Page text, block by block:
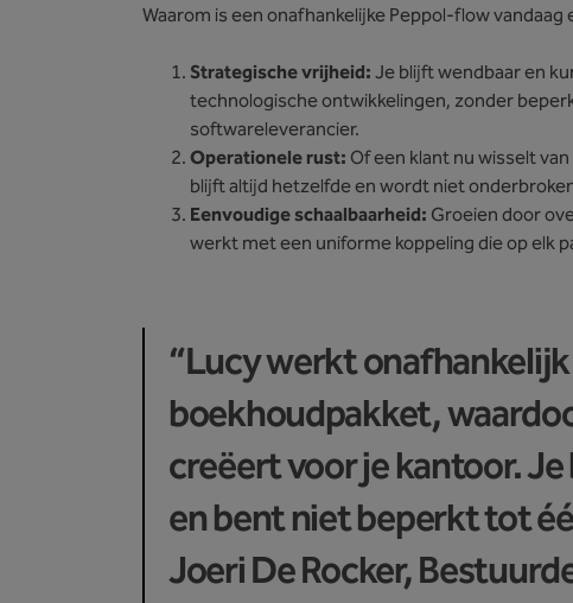
Waarom is een onafhankelijke Peppol-flow vandaag
Strategische vrijheid:Je blijft wendbaar en
technologische ontwikkelingen, zonder
softwareleverancier.
Operationele rust: Of een klant nu wisselt
blijft altijd hetzelfde en wordt niet
Eenvoudige schaalbaarheid: Groeien door
werkt met een uniforme koppeling die op elk
“Lucy werkt
boekhoudpakket,
creëert voor je kantoor.
en bent niet beperkt tot
Joeri De Rocker,